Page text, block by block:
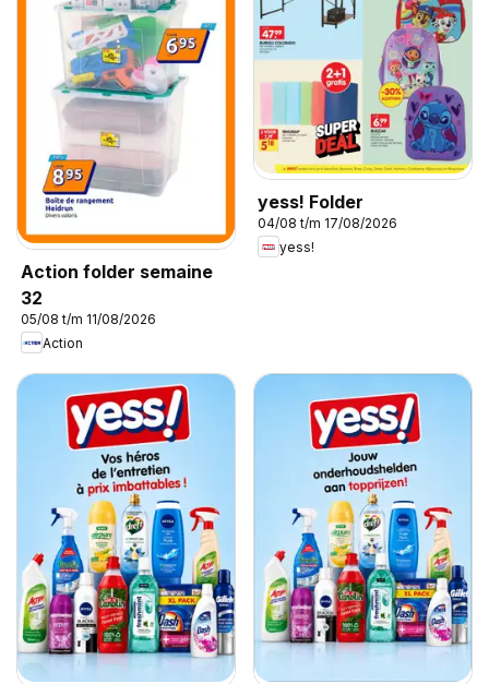
Action folder semaine
32
05/08 t/m 11/08/2026
Action
yess! Folder
04/08 t/m 17/08/2026
yess!